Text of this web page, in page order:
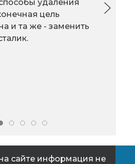
Вы можете
жизнью,
Вам нравится
удаления
цель
и та же - заменить
сайте информация не